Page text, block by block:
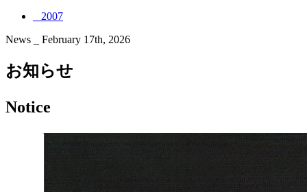
_ 2007
News _ February 17th, 2026
お知らせ
Notice